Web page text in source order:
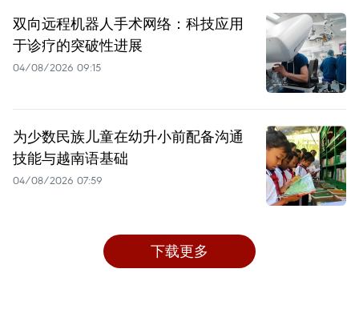
双向远程机器人手术网络：科技应用
于诊疗的突破性进展
04/08/2026 09:15
为少数民族儿童在幼升小前配备沟通
技能与越南语基础
04/08/2026 07:59
下载更多